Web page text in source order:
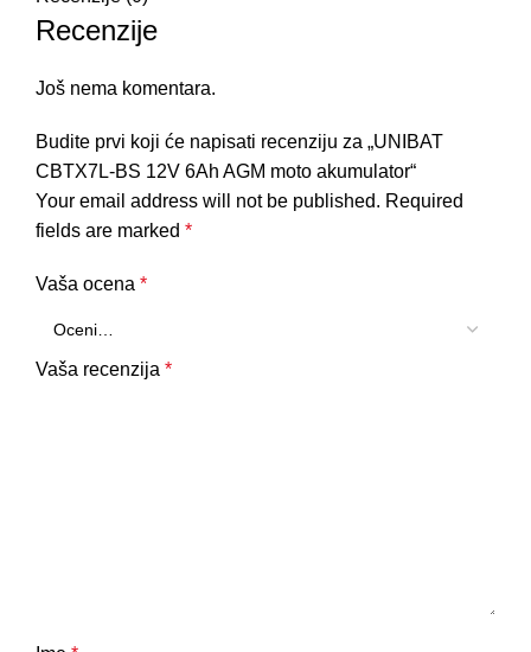
Recenzije
Još nema komentara.
Budite prvi koji će napisati recenziju za „UNIBAT
CBTX7L-BS 12V 6Ah AGM moto akumulator“
Your email address will not be published. Required
fields are marked *
Vaša ocena *
Vaša recenzija *